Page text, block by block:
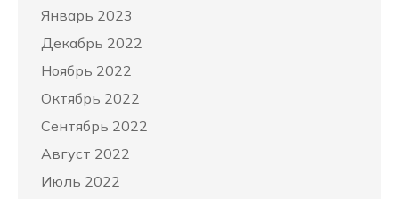
Январь 2023
Декабрь 2022
Ноябрь 2022
Октябрь 2022
Сентябрь 2022
Август 2022
Июль 2022